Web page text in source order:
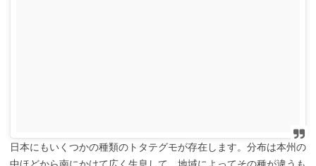
日本にもいくつかの種類のトタテグモが存在します。分布は本州の
中ほどから南にかけて広く生息して、地域によってその種が違うも